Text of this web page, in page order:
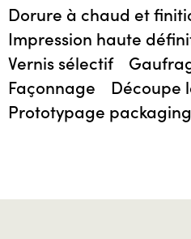
Dorure à chaud et
Impression haute
Vernis sélectif
Façonnage
Découpe
Prototypage packaging